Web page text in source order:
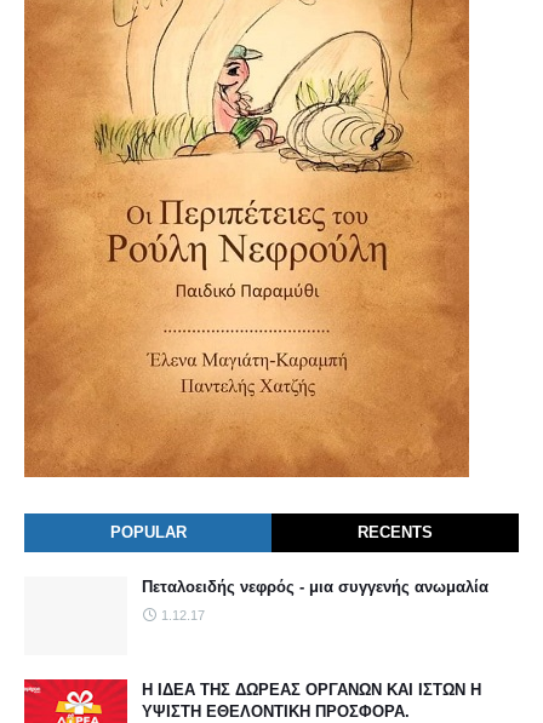
POPULAR RECENTS
Πεταλοειδής νεφρός - μια συγγενής ανωμαλία
1.12.17
Η ΙΔΕΑ ΤΗΣ ΔΩΡΕΑΣ ΟΡΓΑΝΩΝ ΚΑΙ ΙΣΤΩΝ Η
ΥΨΙΣΤΗ ΕΘΕΛΟΝΤΙΚΗ ΠΡΟΣΦΟΡΑ.